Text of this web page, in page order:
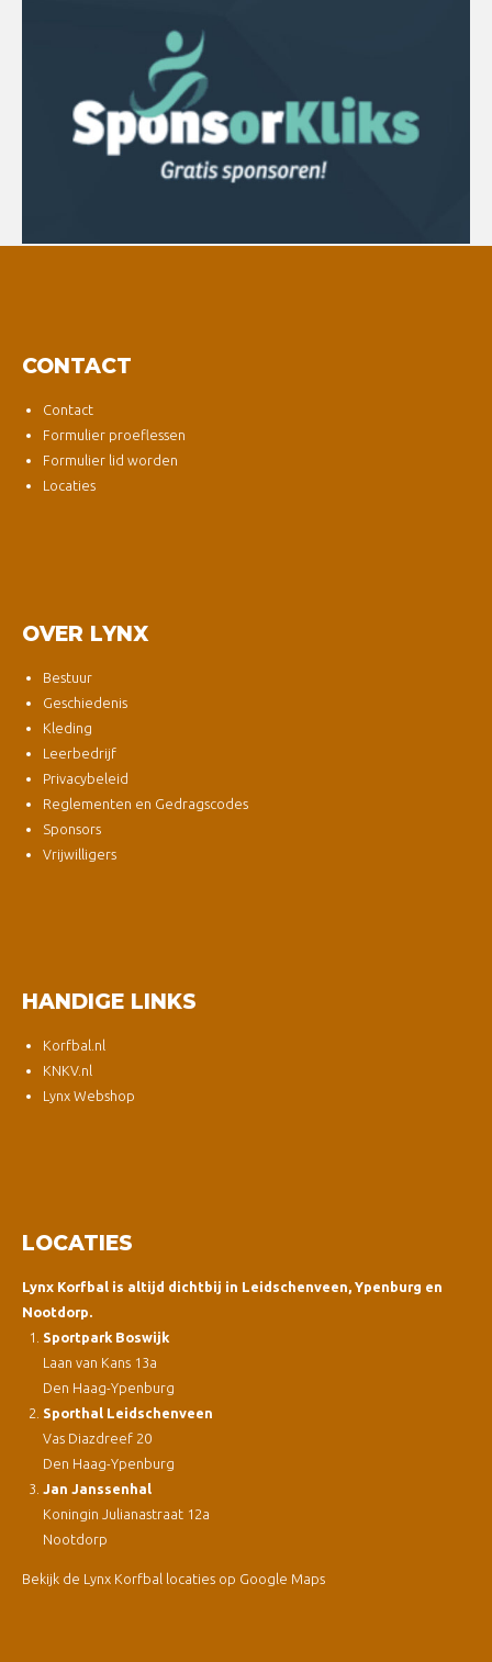
CONTACT
Contact
Formulier proeflessen
Formulier lid worden
Locaties
OVER LYNX
Bestuur
Geschiedenis
Kleding
Leerbedrijf
Privacybeleid
Reglementen en Gedragscodes
Sponsors
Vrijwilligers
HANDIGE LINKS
Korfbal.nl
KNKV.nl
Lynx Webshop
LOCATIES
Lynx Korfbal is altijd dichtbij in Leidschenveen, Ypenburg en
Nootdorp.
Sportpark Boswijk
Laan van Kans 13a
Den Haag-Ypenburg
Sporthal Leidschenveen
Vas Diazdreef 20
Den Haag-Ypenburg
Jan Janssenhal
Koningin Julianastraat 12a
Nootdorp
Bekijk de Lynx Korfbal locaties op Google Maps